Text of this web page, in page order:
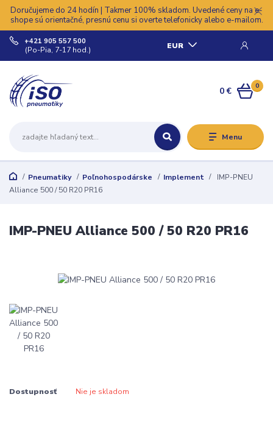
Doručujeme do 24 hodín | Takmer 100% skladom. Uvedené ceny na e-
shope sú orientačné, presnú cenu si overte telefonicky alebo e-mailom.
Menu
EUR
+421 905 557 500
(Po-Pia, 7-17 hod.)
0
0 €
Pneumatiky Poľnohospodárske Implement
IMP-PNEU
Alliance 500 / 50 R20 PR16
IMP-PNEU Alliance 500 / 50 R20 PR16
Dostupnosť Nie je skladom